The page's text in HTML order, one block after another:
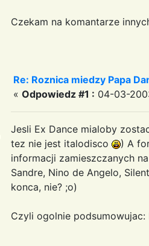
Czekam na komantarze
Re: Roznica miedzy Papa
« Odpowiedz #1 : 04-03-
Jesli Ex Dance mialoby
tez nie jest italodisco
) A
informacji zamieszczanych
Sandre, Nino de Angelo,
konca, nie? ;o)
Czyli ogolnie podsumowujac: